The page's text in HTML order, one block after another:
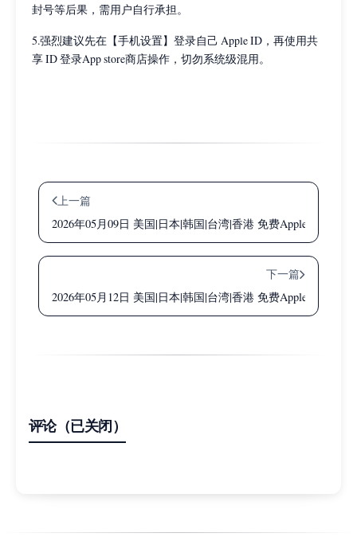
封号等后果，需用户自行承担。
5.强烈建议先在【手机设置】登录自己 Apple ID，再使用共
享 ID 登录App store商店操作，切勿系统级混用。
上一篇
2026年05月09日 美国|日本|韩国|台湾|香港 免费Apple ID共享
下一篇
2026年05月12日 美国|日本|韩国|台湾|香港 免费Apple ID共享
评论（已关闭）